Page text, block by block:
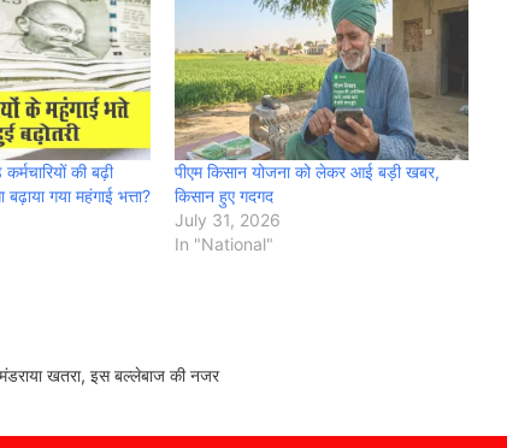
की बढ़ी
गया महंगाई भत्ता?
पीएम किसान योजना को लेकर आई बड़ी खबर,
किसान हुए गदगद
July 31, 2026
In "National"
खतरा, इस बल्लेबाज की नजर